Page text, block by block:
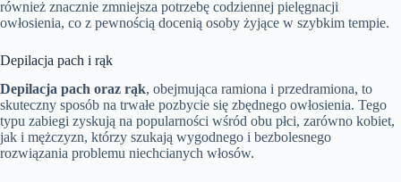
również znacznie zmniejsza potrzebę codziennej pielęgnacji
owłosienia, co z pewnością docenią osoby żyjące w szybkim tempie.
Depilacja pach i rąk
Depilacja pach oraz rąk, obejmująca ramiona i przedramiona, to
skuteczny sposób na trwałe pozbycie się zbędnego owłosienia. Tego
typu zabiegi zyskują na popularności wśród obu płci, zarówno kobiet,
jak i mężczyzn, którzy szukają wygodnego i bezbolesnego
rozwiązania problemu niechcianych włosów.